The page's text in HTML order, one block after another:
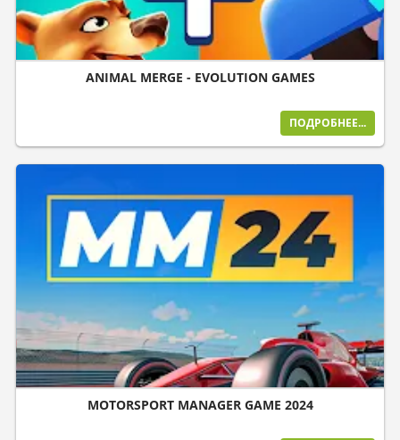
ANIMAL MERGE - EVOLUTION GAMES
ПОДРОБНЕЕ...
MOTORSPORT MANAGER GAME 2024